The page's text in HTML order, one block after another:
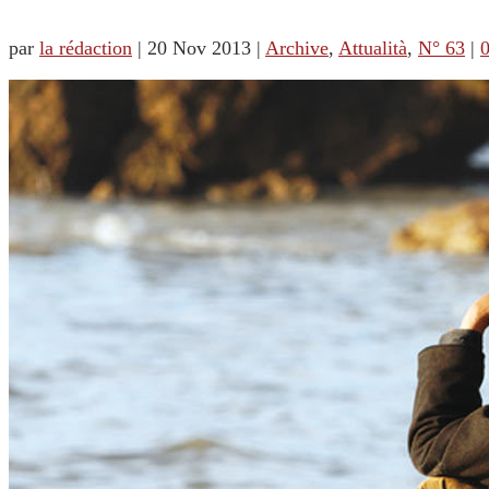
par la rédaction | 20 Nov 2013 | Archive, Attualità, N° 63 | 0